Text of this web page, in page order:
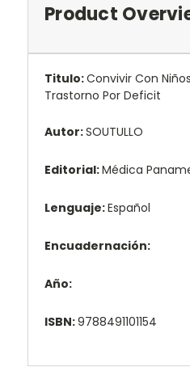
Product
Titulo:Convivir Con
Trastorno Por Deficit
Autor:SOUTULLO
Editorial:Médica
Lenguaje:Español
Encuadernación:
Año:
ISBN:9788491101154